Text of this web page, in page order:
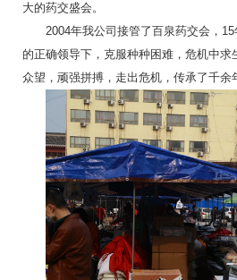
大的药交盛会。
2004年我公司接管了百泉药交会，
的正确领导下，克服种种困难，危机中求
众望，顽强拼搏，走出危机，传承了千余